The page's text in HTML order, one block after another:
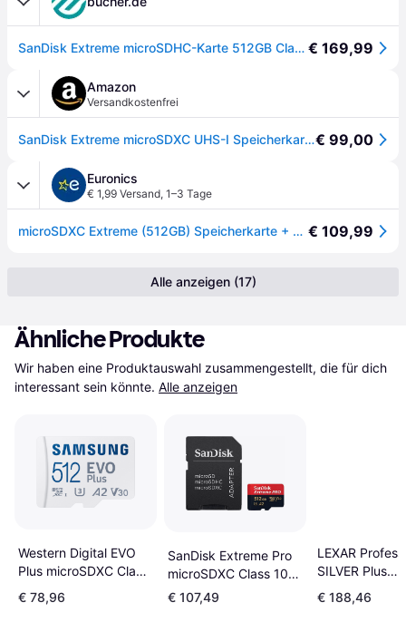
SanDisk Extreme microSDHC-Karte 512GB Class 10 UHS-I stoßsicher, Wasserdicht € 169,99
Amazon
Versandkostenfrei
SanDisk Extreme microSDXC UHS-I Speicherkarte 512 GB + Adapter (Für Smartphones, Actionkameras und Drohnen, A2, C10, V30, U3, 190 MB/s Übertragung, RescuePRO Deluxe)€ 99,00
Euronics
€ 1,99 Versand, 1–3 Tage
microSDXC Extreme (512GB) Speicherkarte + Adapter € 109,99
Alle anzeigen (17)
Ähnliche Produkte
Wir haben eine Produktauswahl zusammengestellt, die für dich
interessant sein könnte. Alle anzeigen
Western Digital EVO
Plus microSDXC Class
10 UHS-l U3 V30 A2
160/120MB/s 512GB
€ 78,96
SanDisk Extreme Pro
microSDXC Class 10
UHS-I U3 V30 A2
200/140MB/s 512GB
€ 107,49
LEXAR
SILVER Plus
microSDXC
UHS-I U3 V30
€ 188,46